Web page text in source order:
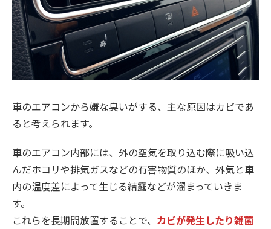
車のエアコンから嫌な臭いがする、主な原因はカビであ
ると考えられます。
車のエアコン内部には、外の空気を取り込む際に吸い込
んだホコリや排気ガスなどの有害物質のほか、外気と車
内の温度差によって生じる結露などが溜まっていきま
す。
これらを長期間放置することで、 カビが発生したり雑菌